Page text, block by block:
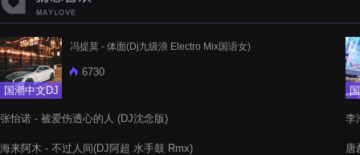
国潮中文DJ
冯提莫 - 体面(Dj九级浪 Electro Mix国语女)
6730
张怡诺 - 被爱伤透心的人 (DJ沈念版)
海来阿木 - 不过人间(DJ阿超 水手鼓 Rmx)
李
唐